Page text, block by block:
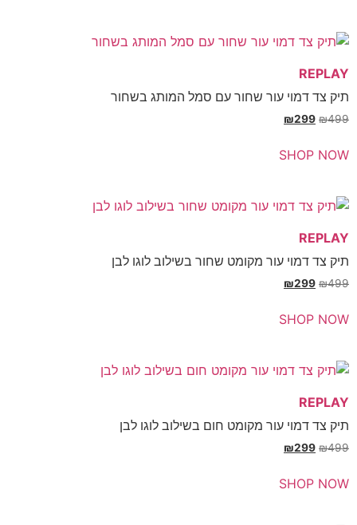
צד דמוי עור שחור עם סמל המותג בשחור
₪
₪299
SHOP
דמוי עור מקומט שחור בשילוב לוגו לבן
₪
₪299
SHOP
דמוי עור מקומט חום בשילוב לוגו לבן
₪
₪299
SHOP